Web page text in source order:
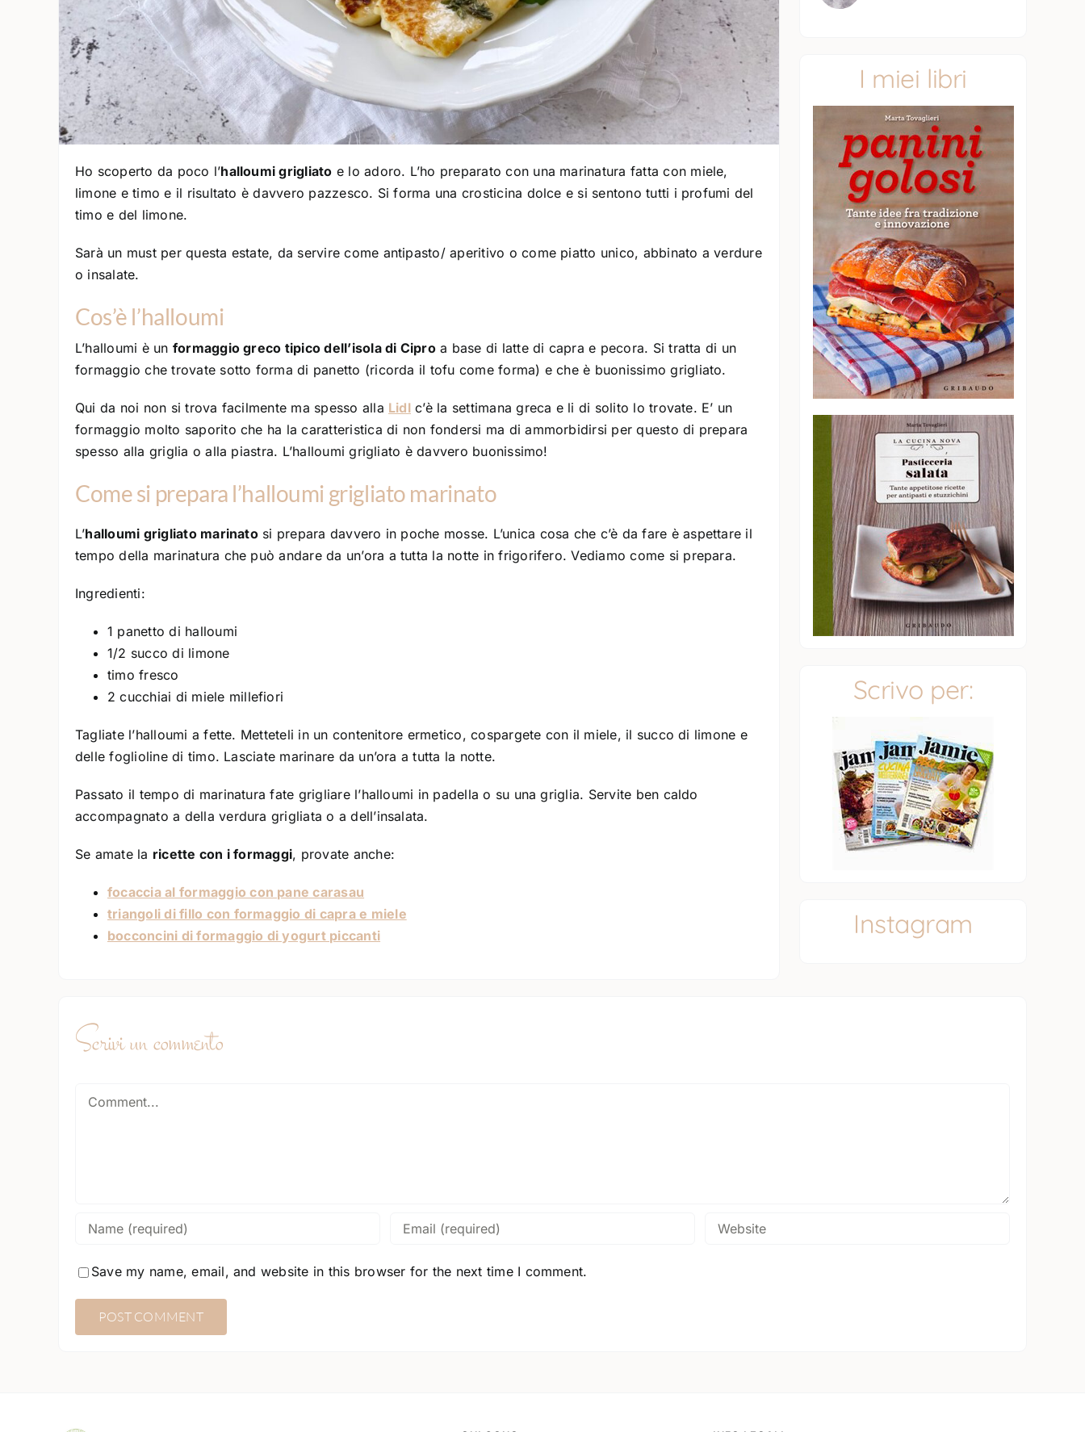
Ho scoperto da poco l’halloumi grigliato e lo adoro. L’ho preparato con una marinatura fatta con miele,
limone e timo e il risultato è davvero pazzesco. Si forma una crosticina dolce e si sentono tutti i profumi del
timo e del limone.
Sarà un must per questa estate, da servire come antipasto/ aperitivo o come piatto unico, abbinato a verdure
o insalate.
Cos’è l’halloumi
L’halloumi è un formaggio greco tipico dell’isola di Ciproa base di latte di capra e pecora. Si tratta di un
formaggio che trovate sotto forma di panetto (ricorda il tofu come forma) e che è buonissimo grigliato.
Qui da noi non si trova facilmente ma spesso alla Lidlc’è la settimana greca e li di solito lo trovate. E’ un
formaggio molto saporito che ha la caratteristica di non fondersi ma di ammorbidirsi per questo di prepara
spesso alla griglia o alla piastra. L’halloumi grigliato è davvero buonissimo!
Come si prepara l’halloumi grigliato marinato
L’halloumi grigliato marinatosi prepara davvero in poche mosse. L’unica cosa che c’è da fare è aspettare il
tempo della marinatura che può andare da un’ora a tutta la notte in frigorifero. Vediamo come si prepara.
Ingredienti:
1 panetto di halloumi
1/2 succo di limone
timo fresco
2 cucchiai di miele millefiori
Tagliate l’halloumi a fette. Metteteli in un contenitore ermetico, cospargete con il miele, il succo di limone e
delle foglioline di timo. Lasciate marinare da un’ora a tutta la notte.
Passato il tempo di marinatura fate grigliare l’halloumi in padella o su una griglia. Servite ben caldo
accompagnato a della verdura grigliata o a dell’insalata.
Se amate la ricette con i formaggi, provate anche:
focaccia al formaggio con pane carasau
triangoli di fillo con formaggio di capra e miele
bocconcini di formaggio di yogurt piccanti
I miei libri
Scrivo per:
Instagram
Scrivi un commento
Comment
Save my name, email, and website in this browser for the next time I comment.